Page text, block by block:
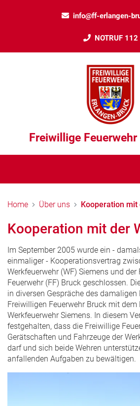
info@ff-erlangen-
NOTRUF 112
Freiwillige
Home Über uns Kooperation mit
Kooperation mit der
Im September 2005 wurde ein -
einmaliger - Kooperationsvertrag
Werkfeuerwehr (WF) Siemens und der
Feuerwehr (FF) Bruck geschlossen.
in diversen Gespräche des
Freiwilligen Feuerwehr Bruck mit dem
Werkfeuerwehr Siemens. In diesem
festgehalten, dass die Freiwillige
Gerätschaften und Fahrzeuge der
darf und sich beide Wehren
anfallenden Aufgaben zu bewältigen.